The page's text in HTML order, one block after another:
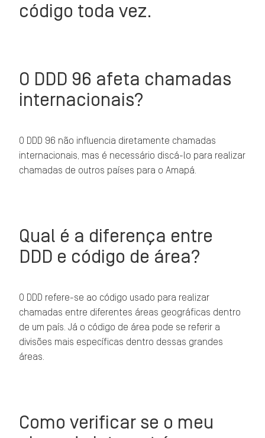
código toda vez.
O DDD 96 afeta chamadas
internacionais?
O DDD 96 não influencia diretamente chamadas
internacionais, mas é necessário discá-lo para realizar
chamadas de outros países para o Amapá.
Qual é a diferença entre
DDD e código de área?
O DDD refere-se ao código usado para realizar
chamadas entre diferentes áreas geográficas dentro
de um país. Já o código de área pode se referir a
divisões mais específicas dentro dessas grandes
áreas.
Como verificar se o meu